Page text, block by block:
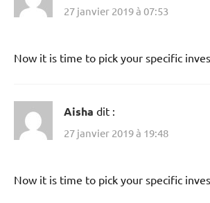
27 janvier 2019 à 07:53
Now it is time to pick your specific
Aisha dit :
27 janvier 2019 à 19:48
Now it is time to pick your specific